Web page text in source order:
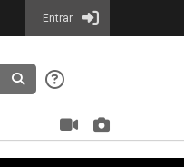
Entrar